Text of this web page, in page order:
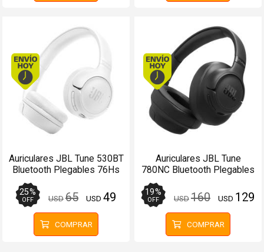
Envío hoy. Comprando antes de 13Hs.
Auriculares JBL Tune 530BT
Bluetooth Plegables 76Hs
Blanco - Manos libres
25%
OFF USD65 USD 49
COMPRAR
Envío hoy.
Auriculares JBL Tune
780NC Bluetooth Plegables
76Hs Negro - Manos libres
19%
OFF USD160 USD 129
COMPRAR